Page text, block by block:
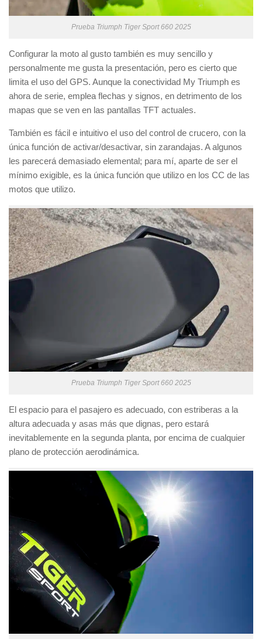
Prueba Triumph Tiger Sport 660 2025
Configurar la moto al gusto también es muy sencillo y
personalmente me gusta la presentación, pero es cierto que
limita el uso del GPS. Aunque la conectividad My Triumph es
ahora de serie, emplea flechas y signos, en detrimento de los
mapas que se ven en las pantallas TFT actuales.
También es fácil e intuitivo el uso del control de crucero, con la
única función de activar/desactivar, sin zarandajas. A algunos
les parecerá demasiado elemental; para mí, aparte de ser el
mínimo exigible, es la única función que utilizo en los CC de las
motos que utilizo.
Prueba Triumph Tiger Sport 660 2025
El espacio para el pasajero es adecuado, con estriberas a la
altura adecuada y asas más que dignas, pero estará
inevitablemente en la segunda planta, por encima de cualquier
plano de protección aerodinámica.